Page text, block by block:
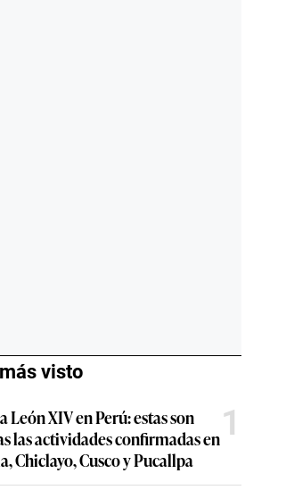
visto
León XIV en Perú: estas son
las actividades confirmadas en
Chiclayo, Cusco y Pucallpa
1